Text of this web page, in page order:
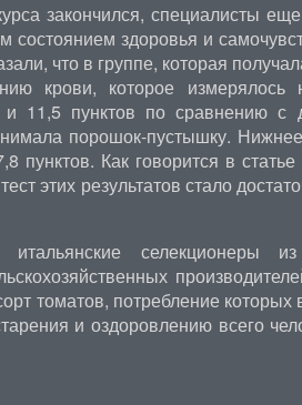
закончился, специалисты
состоянием здоровья и
что в группе, которая
крови, которое
11,5 пунктов по сравнению с
порошок-пустышку.
Как говорится в статье
этих результатов стало
селекционеры
томатов, потребление которых
и оздоровлению всего